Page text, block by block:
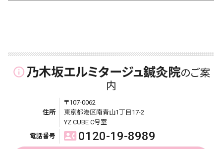
info_outline乃木坂エルミタージュ鍼灸院のご案
内
住所
〒107-0062
東京都港区南青山1丁目17-2
YZ CUBE C号室
電話番号
contact_phone 0120-19-8989